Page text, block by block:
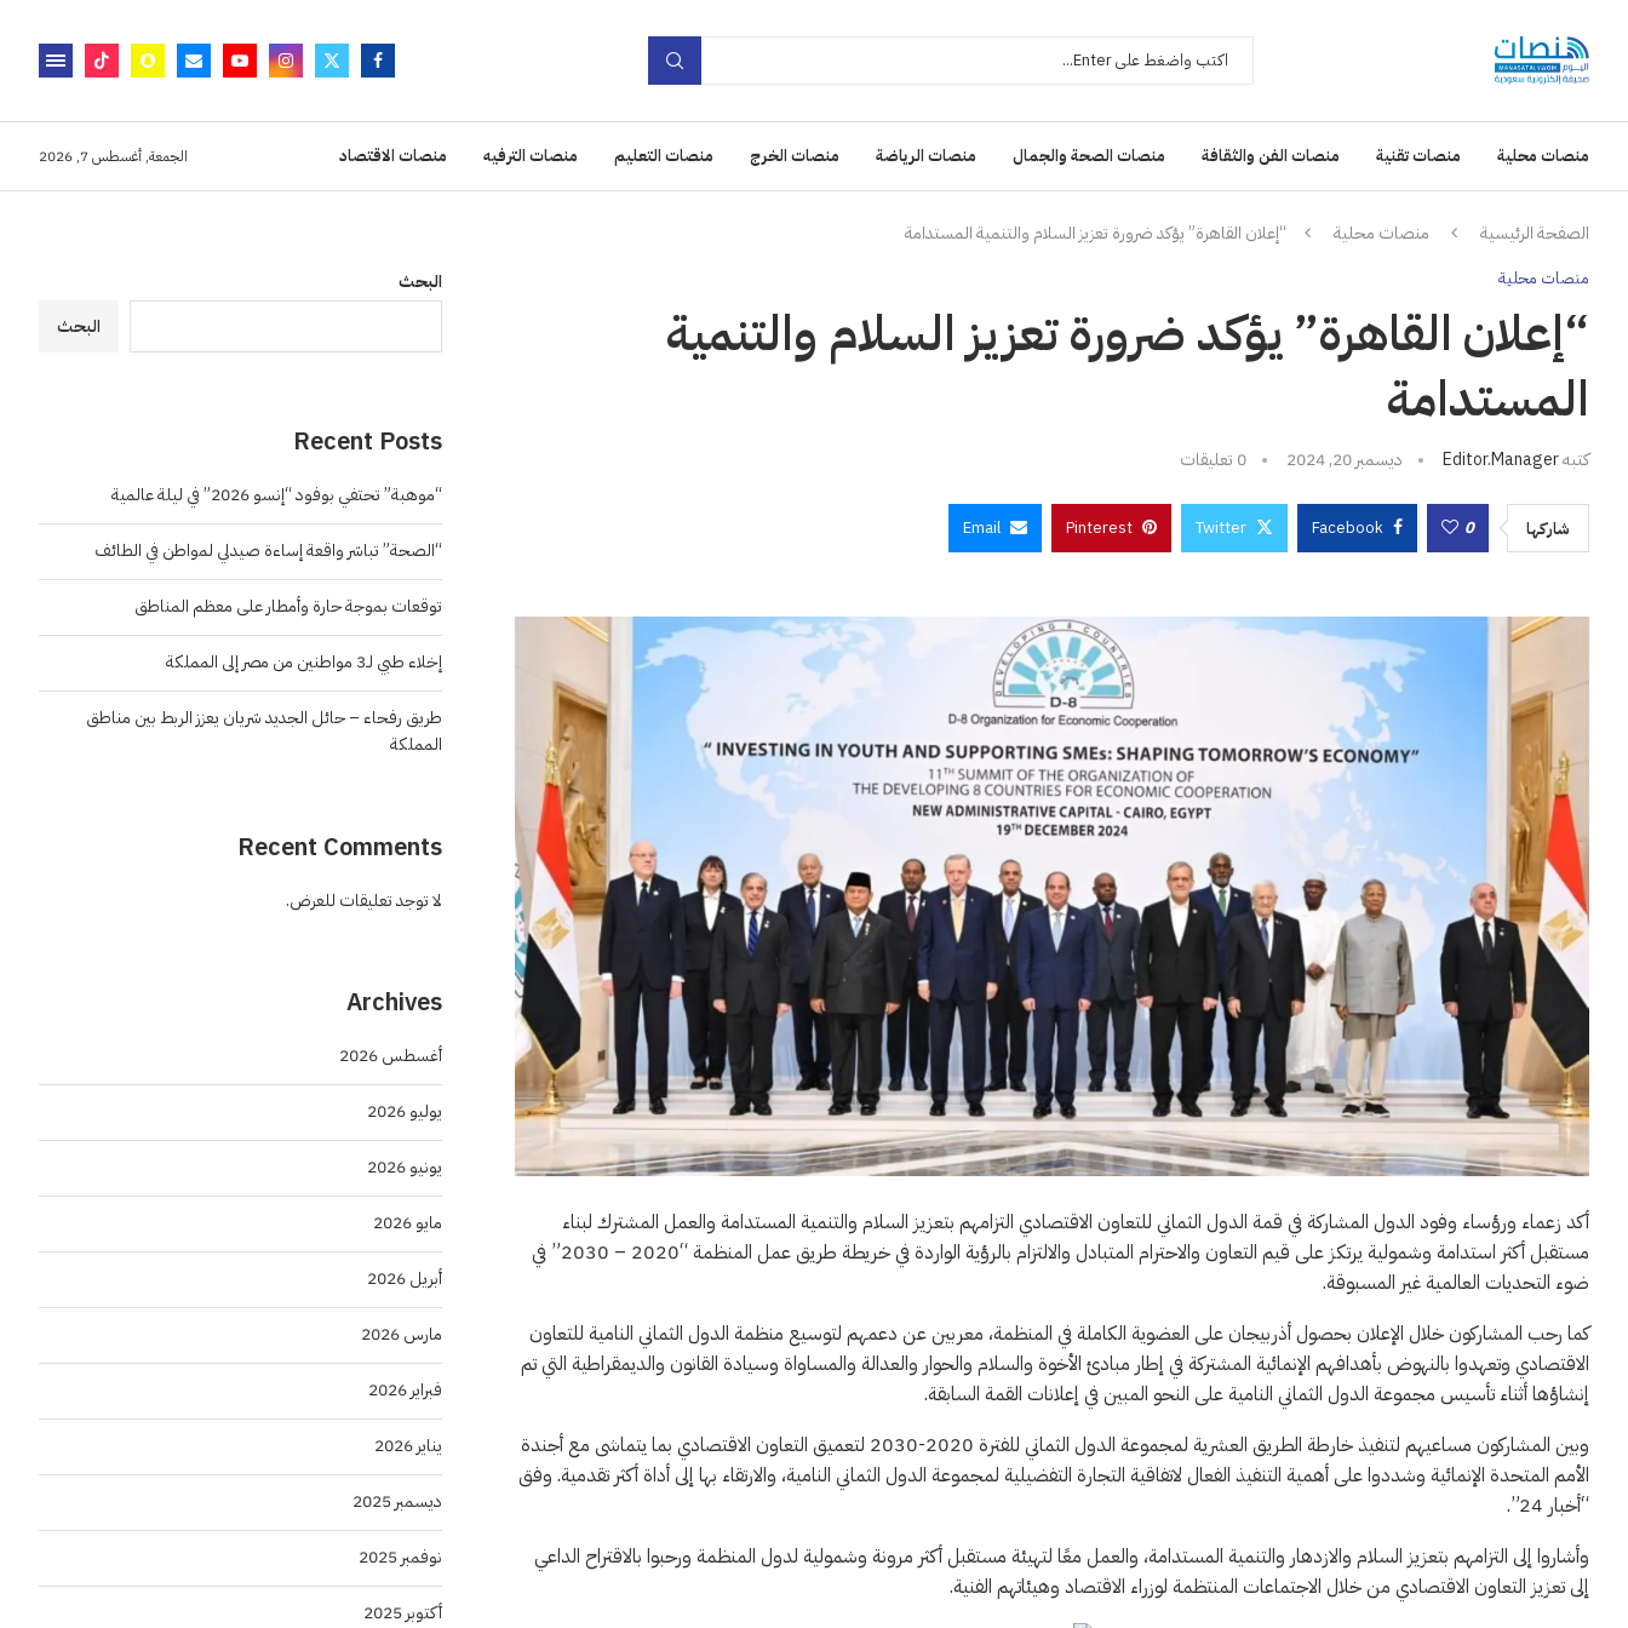
منصات محلية منصات تقنية منصات الفن والثقافة منصات الصحة والجمال منصات الرياضة منصات الخرج منصات التعليم منصات الترفيه منصات الاقتصاد الجمعة, أغسطس 7, 2026
الصفحة الرئيسية منصات محلية “إعلان القاهرة” يؤكد ضرورة تعزيز السلام والتنمية المستدامة
منصات محلية
“إعلان القاهرة” يؤكد ضرورة تعزيز السلام والتنمية
المستدامة
كتبهEditor.manager ديسمبر 20, 2024 0 تعليقات
شاركها 0
Facebook
Twitter
Pinterest
Email
أكد زعماء ورؤساء وفود الدول المشاركة في قمة الدول الثماني للتعاون الاقتصادي التزامهم بتعزيز السلام والتنمية المستدامة والعمل المشترك لبناء
مستقبل أكثر استدامة وشمولية يرتكز على قيم التعاون والاحترام المتبادل والالتزام بالرؤية الواردة في خريطة طريق عمل المنظمة “2020 – 2030” في
ضوء التحديات العالمية غير المسبوقة.
كما رحب المشاركون خلال الإعلان بحصول أذربيجان على العضوية الكاملة في المنظمة، معربين عن دعمهم لتوسيع منظمة الدول الثماني النامية للتعاون
الاقتصادي وتعهدوا بالنهوض بأهدافهم الإنمائية المشتركة في إطار مبادئ الأخوة والسلام والحوار والعدالة والمساواة وسيادة القانون والديمقراطية التي تم
إنشاؤها أثناء تأسيس مجموعة الدول الثماني النامية على النحو المبين في إعلانات القمة السابقة.
وبين المشاركون مساعيهم لتنفيذ خارطة الطريق العشرية لمجموعة الدول الثماني للفترة 2020-2030 لتعميق التعاون الاقتصادي بما يتماشى مع أجندة
الأمم المتحدة الإنمائية وشددوا على أهمية التنفيذ الفعال لاتفاقية التجارة التفضيلية لمجموعة الدول الثماني النامية، والارتقاء بها إلى أداة أكثر تقدمية. وفق
“أخبار 24”.
وأشاروا إلى التزامهم بتعزيز السلام والازدهار والتنمية المستدامة، والعمل معًا لتهيئة مستقبل أكثر مرونة وشمولية لدول المنظمة ورحبوا بالاقتراح الداعي
إلى تعزيز التعاون الاقتصادي من خلال الاجتماعات المنتظمة لوزراء الاقتصاد وهيئاتهم الفنية.
البحث
البحث
Recent Posts
“موهبة” تحتفي بوفود “إنسو 2026” في ليلة عالمية
“الصحة” تباشر واقعة إساءة صيدلي لمواطن في الطائف
توقعات بموجة حارة وأمطار على معظم المناطق
إخلاء طبي لـ3 مواطنين من مصر إلى المملكة
طريق رفحاء – حائل الجديد شريان يعزز الربط بين مناطق
المملكة
Recent Comments
لا توجد تعليقات للعرض.
Archives
أغسطس 2026
يوليو 2026
يونيو 2026
مايو 2026
أبريل 2026
مارس 2026
فبراير 2026
يناير 2026
ديسمبر 2025
نوفمبر 2025
أكتوبر 2025